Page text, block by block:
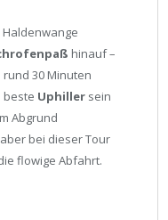
hinauf –
30 Minuten
beste Uphiller sein
Abgrund
bei dieser Tour
flowige Abfahrt.